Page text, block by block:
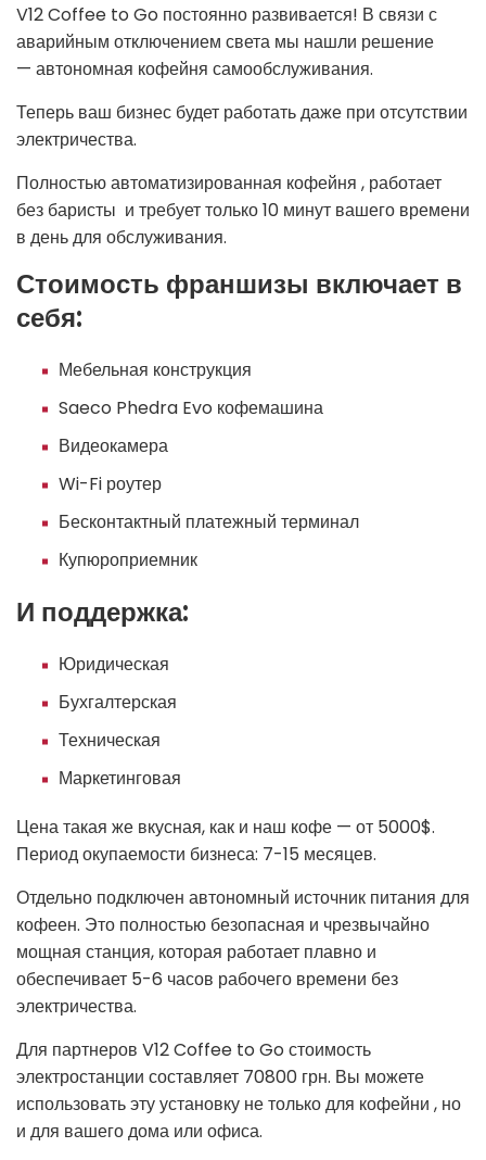
V12 Coffee to Go постоянно развивается! В связи с
аварийным отключением света мы нашли решение
— автономная кофейня самообслуживания.
Теперь ваш бизнес будет работать даже при отсутствии
электричества.
Полностью автоматизированная кофейня , работает
без баристы и требует только 10 минут вашего времени
в день для обслуживания.
Стоимость франшизы включает в
себя:
Мебельная конструкция
Saeco Phedra Evo кофемашина
Видеокамера
Wi-Fi роутер
Бесконтактный платежный терминал
Купюроприемник
И поддержка:
Юридическая
Бухгалтерская
Техническая
Маркетинговая
Цена такая же вкусная, как и наш кофе — от 5000$.
Период окупаемости бизнеса: 7-15 месяцев.
Отдельно подключен автономный источник питания для
кофеен. Это полностью безопасная и чрезвычайно
мощная станция, которая работает плавно и
обеспечивает 5-6 часов рабочего времени без
электричества.
Для партнеров V12 Coffee to Go стоимость
электростанции составляет 70800 грн. Вы можете
использовать эту установку не только для кофейни , но
и для вашего дома или офиса.